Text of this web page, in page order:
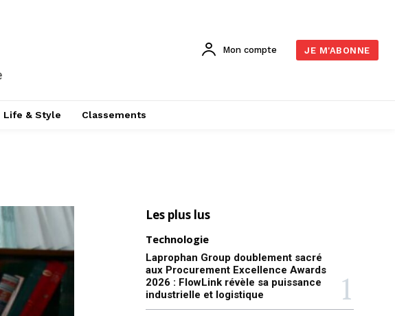
Mon compte JE M'ABONNE
Life & Style Classements
Les plus lus
Technologie
Laprophan Group doublement sacré
aux Procurement Excellence Awards
2026 : FlowLink révèle sa puissance
industrielle et logistique